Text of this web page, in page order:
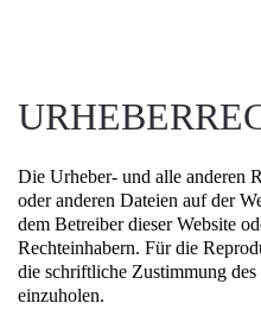
Die Urheber- und alle anderen
oder anderen Dateien auf der
dem Betreiber dieser Website
Rechteinhabern. Für die
die schriftliche Zustimmung
einzuholen.